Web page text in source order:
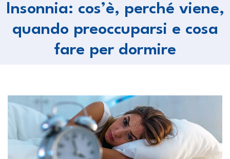
Insonnia: cos’è, perché viene,
quando preoccuparsi e cosa
fare per dormire